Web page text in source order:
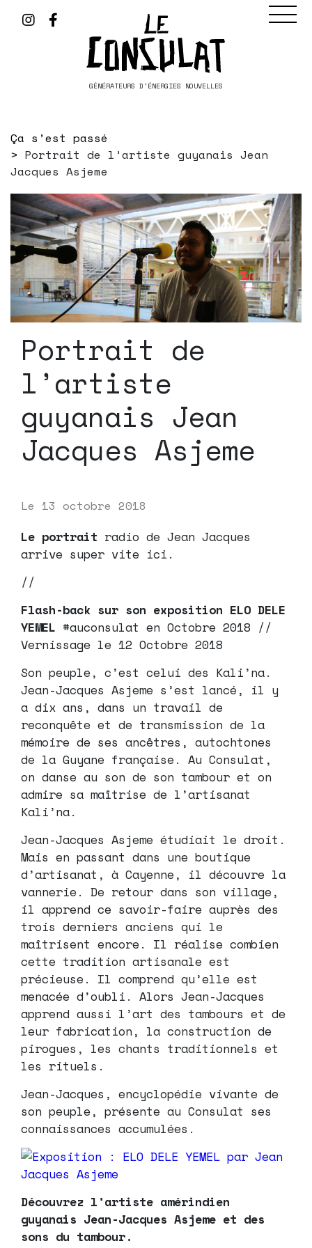
GÉNÉRATEURS D'ÉNERGIES NOUVELLES
Ça s’est passé
Portrait de l’artiste guyanais Jean
Jacques Asjeme
Portrait de
l’artiste
guyanais Jean
Jacques Asjeme
Le 13 octobre 2018
Le portrait radio de Jean Jacques
arrive super vite ici.
//
Flash-back sur son exposition ELO DELE
YEMEL #auconsulat en Octobre 2018 //
Vernissage le 12 Octobre 2018
Son peuple, c’est celui des Kali’na.
Jean-Jacques Asjeme s’est lancé, il y
a dix ans, dans un travail de
reconquête et de transmission de la
mémoire de ses ancêtres, autochtones
de la Guyane française. Au Consulat,
on danse au son de son tambour et on
admire sa maîtrise de l’artisanat
Kali’na.
Jean-Jacques Asjeme étudiait le droit.
Mais en passant dans une boutique
d’artisanat, à Cayenne, il découvre la
vannerie. De retour dans son village,
il apprend ce savoir-faire auprès des
trois derniers anciens qui le
maîtrisent encore. Il réalise combien
cette tradition artisanale est
précieuse. Il comprend qu’elle est
menacée d’oubli. Alors Jean-Jacques
apprend aussi l’art des tambours et de
leur fabrication, la construction de
pirogues, les chants traditionnels et
les rituels.
Jean-Jacques, encyclopédie vivante de
son peuple, présente au Consulat ses
connaissances accumulées.
Découvrez l’artiste amérindien
guyanais Jean-Jacques Asjeme et des
sons du tambour.